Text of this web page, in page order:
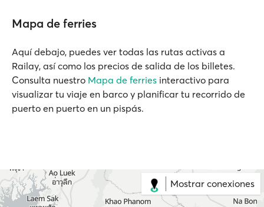
Mapa de ferries
Aquí debajo, puedes ver todas las rutas activas a
Railay, así como los precios de salida de los billetes.
Consulta nuestro Mapa de ferries interactivo para
visualizar tu viaje en barco y planificar tu recorrido de
puerto en puerto en un pispás.
Mostrar conexiones